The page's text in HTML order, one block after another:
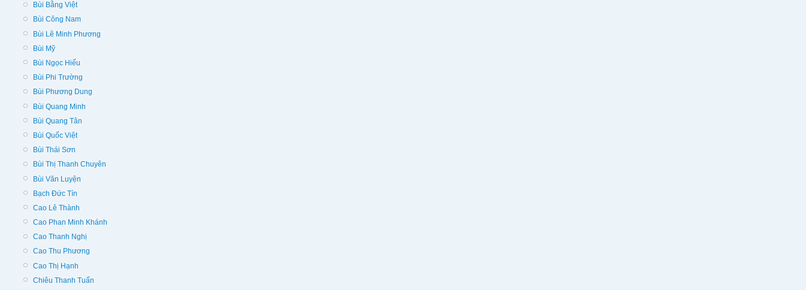
Bùi Bằng Việt
Bùi Công Nam
Bùi Lê Minh Phương
Bùi Mỹ
Bùi Ngọc Hiếu
Bùi Phi Trường
Bùi Phương Dung
Bùi Quang Minh
Bùi Quang Tân
Bùi Quốc Việt
Bùi Thái Sơn
Bùi Thị Thanh Chuyên
Bùi Văn Luyện
Bạch Đức Tín
Cao Lê Thành
Cao Phan Minh Khánh
Cao Thanh Nghị
Cao Thu Phương
Cao Thị Hạnh
Chiêu Thanh Tuấn